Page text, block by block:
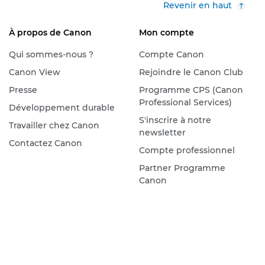
Revenir en haut
À propos de Canon
Qui sommes-nous ?
Canon View
Presse
Développement durable
Travailler chez Canon
Contactez Canon
Mon compte
Compte Canon
Rejoindre le Canon Club
Programme CPS (Canon
Professional Services)
S'inscrire à notre
newsletter
Compte professionnel
Partner Programme
Canon